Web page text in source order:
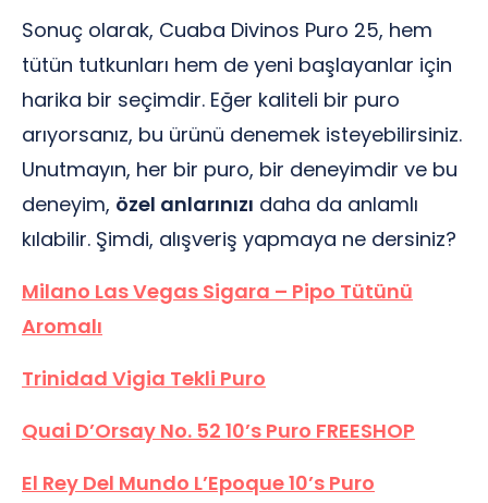
Sonuç olarak, Cuaba Divinos Puro 25, hem
tütün tutkunları hem de yeni başlayanlar için
harika bir seçimdir. Eğer kaliteli bir puro
arıyorsanız, bu ürünü denemek isteyebilirsiniz.
Unutmayın, her bir puro, bir deneyimdir ve bu
deneyim, özel anlarınızı daha da anlamlı
kılabilir. Şimdi, alışveriş yapmaya ne dersiniz?
Milano Las Vegas Sigara – Pipo Tütünü
Aromalı
Trinidad Vigia Tekli Puro
Quai D’Orsay No. 52 10’s Puro FREESHOP
El Rey Del Mundo L’Epoque 10’s Puro